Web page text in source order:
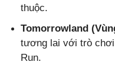
thuộc.
Tomorrowland
tương lai với trò
Run.